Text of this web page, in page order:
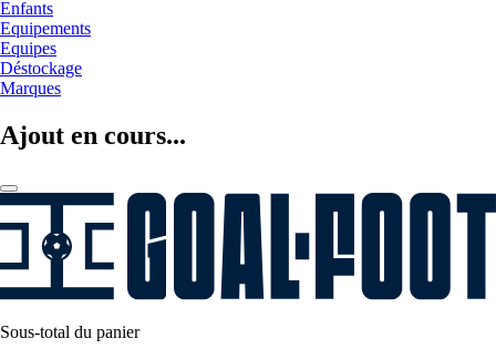
Enfants
Equipements
Equipes
Déstockage
Marques
Ajout en cours...
Sous-total du panier